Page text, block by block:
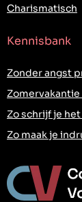
Charismatisch
Kennisbank
Zonder angst
Zomervakantie
Zo schrijf je
Zo maak je